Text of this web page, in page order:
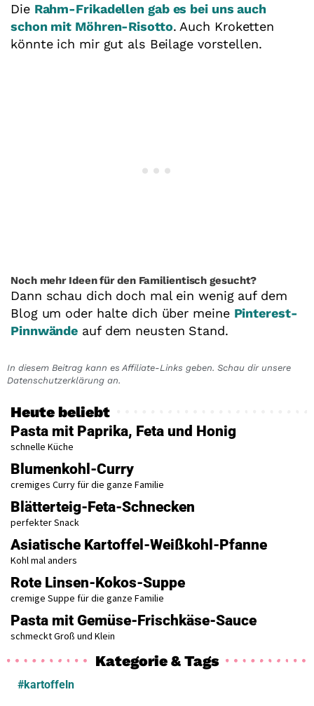
Die Rahm-Frikadellen gab es bei uns auch
schon mit Möhren-Risotto. Auch Kroketten
könnte ich mir gut als Beilage vorstellen.
Noch mehr Ideen für den Familientisch gesucht?
Dann schau dich doch mal ein wenig auf dem
Blog um oder halte dich über meine Pinterest-
Pinnwände auf dem neusten Stand.
In diesem Beitrag kann es Affiliate-Links geben. Schau dir unsere
Datenschutzerklärung an.
Heute beliebt
Pasta mit Paprika, Feta und Honig
schnelle Küche
Blumenkohl-Curry
cremiges Curry für die ganze Familie
Blätterteig-Feta-Schnecken
perfekter Snack
Asiatische Kartoffel-Weißkohl-Pfanne
Kohl mal anders
Rote Linsen-Kokos-Suppe
cremige Suppe für die ganze Familie
Pasta mit Gemüse-Frischkäse-Sauce
schmeckt Groß und Klein
Kategorie & Tags
#kartoffeln